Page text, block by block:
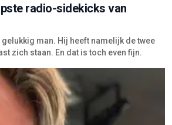
radio-sidekicks van
gelukkig man. Hij heeft namelijk de twee
zich staan. En dat is toch even fijn.